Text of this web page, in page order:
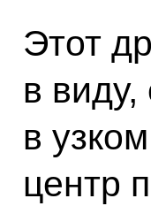
Этот
в виду,
в
центр